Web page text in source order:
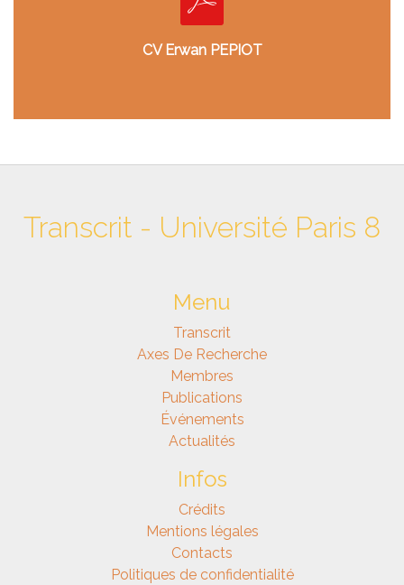
CV Erwan PEPIOT
Transcrit - Université Paris 8
Menu
Transcrit
Axes De Recherche
Membres
Publications
Événements
Actualités
Infos
Crédits
Mentions légales
Contacts
Politiques de confidentialité